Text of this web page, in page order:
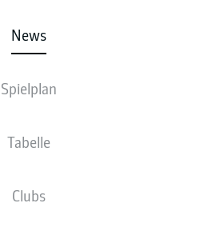
News
Spielplan
Tabelle
Clubs